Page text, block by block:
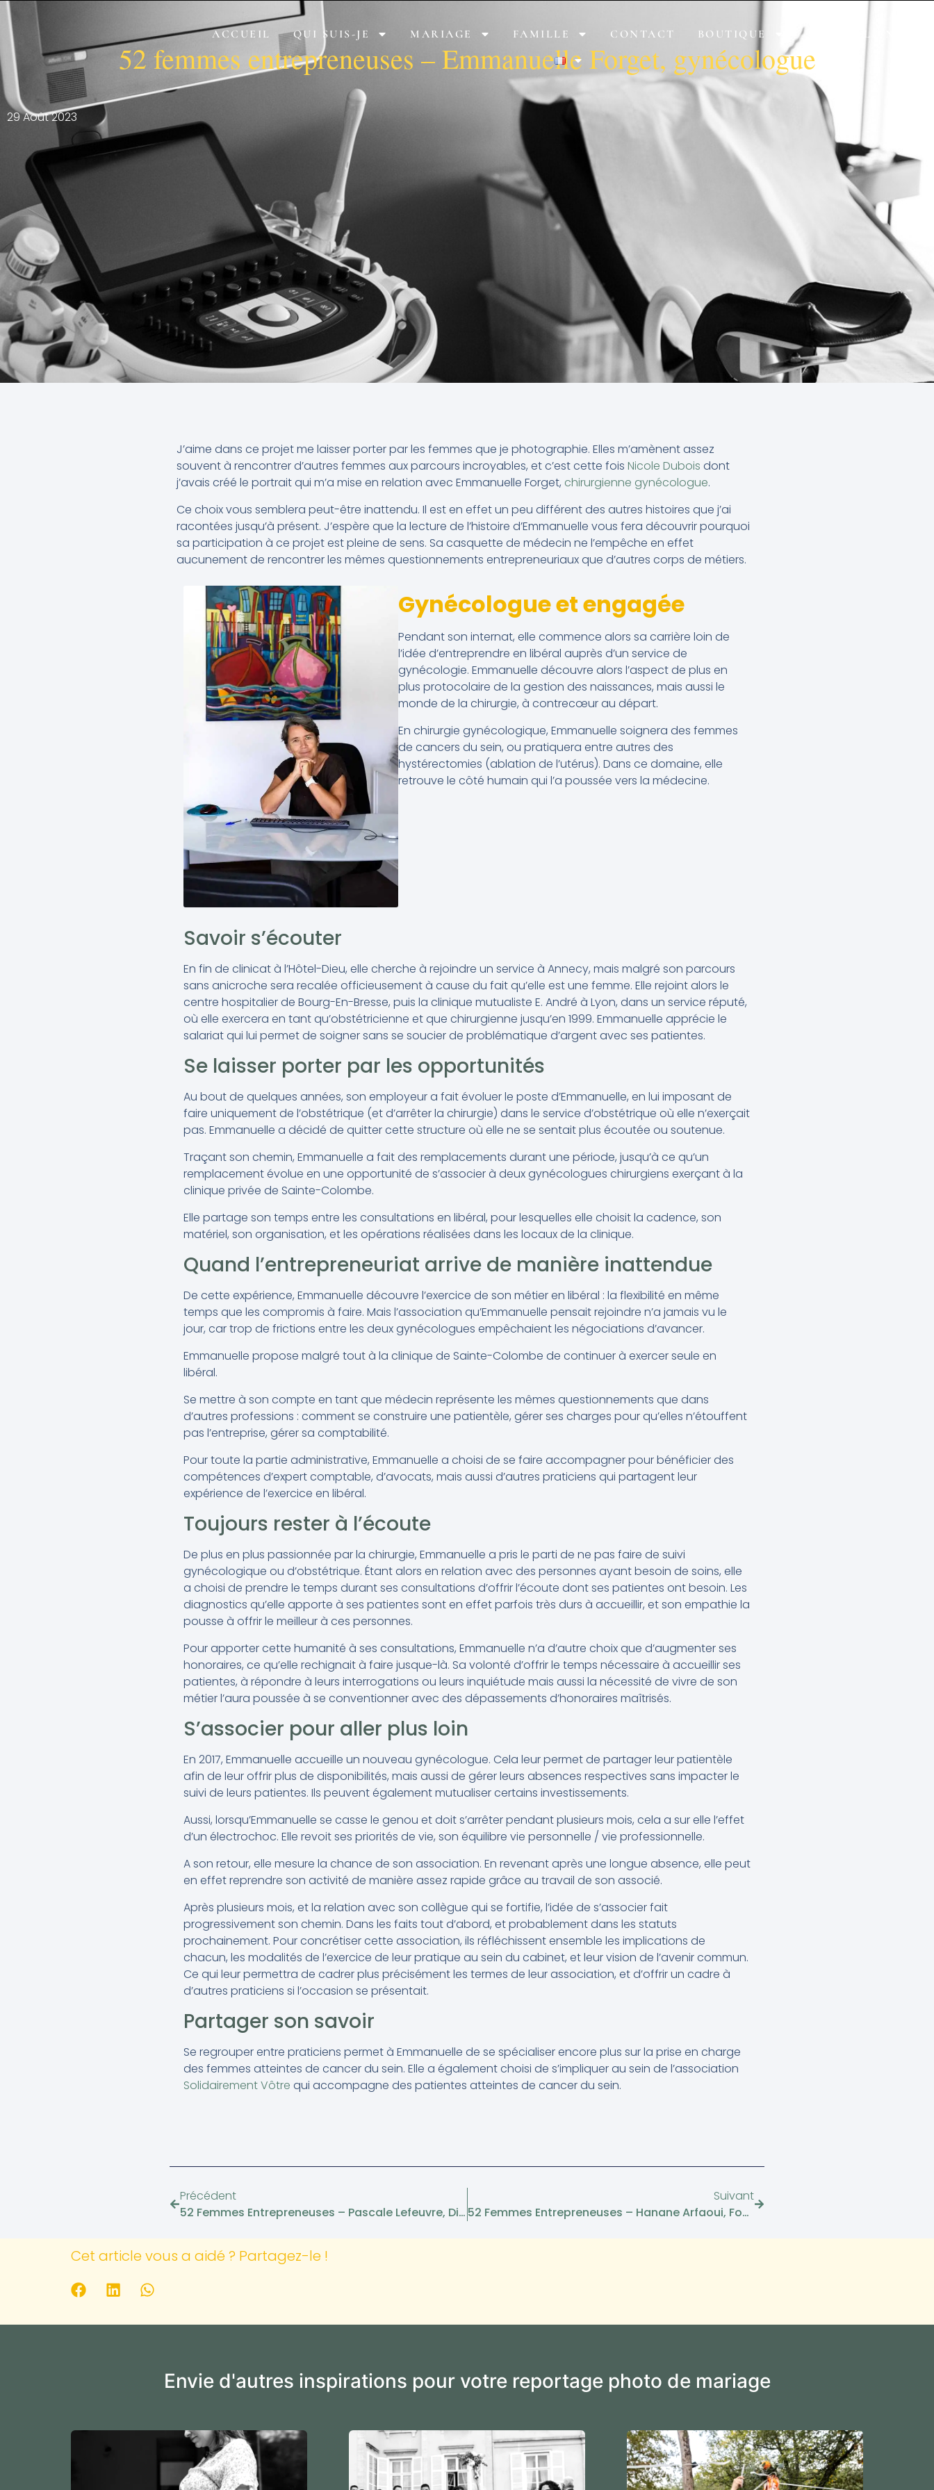
ACCUEIL QUI SUIS-JE MARIAGE FAMILLE CONTACT BOUTIQUE ACCÈS CLIENT
52 femmes entrepreneuses – Emmanuelle Forget, gynécologue
29 Août 2023
J’aime dans ce projet me laisser porter par les femmes que je photographie. Elles m’amènent assez
souvent à rencontrer d’autres femmes aux parcours incroyables, et c’est cette fois Nicole Dubois dont
j’avais créé le portrait qui m’a mise en relation avec Emmanuelle Forget, chirurgienne gynécologue.
Ce choix vous semblera peut-être inattendu. Il est en effet un peu différent des autres histoires que j’ai
racontées jusqu’à présent. J’espère que la lecture de l’histoire d’Emmanuelle vous fera découvrir pourquoi
sa participation à ce projet est pleine de sens. Sa casquette de médecin ne l’empêche en effet
aucunement de rencontrer les mêmes questionnements entrepreneuriaux que d’autres corps de métiers.
Gynécologue et engagée
Pendant son internat, elle commence alors sa carrière loin de
l’idée d’entreprendre en libéral auprès d’un service de
gynécologie. Emmanuelle découvre alors l’aspect de plus en
plus protocolaire de la gestion des naissances, mais aussi le
monde de la chirurgie, à contrecœur au départ.
En chirurgie gynécologique, Emmanuelle soignera des femmes
de cancers du sein, ou pratiquera entre autres des
hystérectomies (ablation de l’utérus). Dans ce domaine, elle
retrouve le côté humain qui l’a poussée vers la médecine.
Savoir s’écouter
En fin de clinicat à l’Hôtel-Dieu, elle cherche à rejoindre un service à Annecy, mais malgré son parcours
sans anicroche sera recalée officieusement à cause du fait qu’elle est une femme. Elle rejoint alors le
centre hospitalier de Bourg-En-Bresse, puis la clinique mutualiste E. André à Lyon, dans un service réputé,
où elle exercera en tant qu’obstétricienne et que chirurgienne jusqu’en 1999. Emmanuelle apprécie le
salariat qui lui permet de soigner sans se soucier de problématique d’argent avec ses patientes.
Se laisser porter par les opportunités
Au bout de quelques années, son employeur a fait évoluer le poste d’Emmanuelle, en lui imposant de
faire uniquement de l’obstétrique (et d’arrêter la chirurgie) dans le service d’obstétrique où elle n’exerçait
pas. Emmanuelle a décidé de quitter cette structure où elle ne se sentait plus écoutée ou soutenue.
Traçant son chemin, Emmanuelle a fait des remplacements durant une période, jusqu’à ce qu’un
remplacement évolue en une opportunité de s’associer à deux gynécologues chirurgiens exerçant à la
clinique privée de Sainte-Colombe.
Elle partage son temps entre les consultations en libéral, pour lesquelles elle choisit la cadence, son
matériel, son organisation, et les opérations réalisées dans les locaux de la clinique.
Quand l’entrepreneuriat arrive de manière inattendue
De cette expérience, Emmanuelle découvre l’exercice de son métier en libéral : la flexibilité en même
temps que les compromis à faire. Mais l’association qu’Emmanuelle pensait rejoindre n’a jamais vu le
jour, car trop de frictions entre les deux gynécologues empêchaient les négociations d’avancer.
Emmanuelle propose malgré tout à la clinique de Sainte-Colombe de continuer à exercer seule en
libéral.
Se mettre à son compte en tant que médecin représente les mêmes questionnements que dans
d’autres professions : comment se construire une patientèle, gérer ses charges pour qu’elles n’étouffent
pas l’entreprise, gérer sa comptabilité.
Pour toute la partie administrative, Emmanuelle a choisi de se faire accompagner pour bénéficier des
compétences d’expert comptable, d’avocats, mais aussi d’autres praticiens qui partagent leur
expérience de l’exercice en libéral.
Toujours rester à l’écoute
De plus en plus passionnée par la chirurgie, Emmanuelle a pris le parti de ne pas faire de suivi
gynécologique ou d’obstétrique. Étant alors en relation avec des personnes ayant besoin de soins, elle
a choisi de prendre le temps durant ses consultations d’offrir l’écoute dont ses patientes ont besoin. Les
diagnostics qu’elle apporte à ses patientes sont en effet parfois très durs à accueillir, et son empathie la
pousse à offrir le meilleur à ces personnes.
Pour apporter cette humanité à ses consultations, Emmanuelle n’a d’autre choix que d’augmenter ses
honoraires, ce qu’elle rechignait à faire jusque-là. Sa volonté d’offrir le temps nécessaire à accueillir ses
patientes, à répondre à leurs interrogations ou leurs inquiétude mais aussi la nécessité de vivre de son
métier l’aura poussée à se conventionner avec des dépassements d’honoraires maîtrisés.
S’associer pour aller plus loin
En 2017, Emmanuelle accueille un nouveau gynécologue. Cela leur permet de partager leur patientèle
afin de leur offrir plus de disponibilités, mais aussi de gérer leurs absences respectives sans impacter le
suivi de leurs patientes. Ils peuvent également mutualiser certains investissements.
Aussi, lorsqu’Emmanuelle se casse le genou et doit s’arrêter pendant plusieurs mois, cela a sur elle l’effet
d’un électrochoc. Elle revoit ses priorités de vie, son équilibre vie personnelle / vie professionnelle.
A son retour, elle mesure la chance de son association. En revenant après une longue absence, elle peut
en effet reprendre son activité de manière assez rapide grâce au travail de son associé.
Après plusieurs mois, et la relation avec son collègue qui se fortifie, l’idée de s’associer fait
progressivement son chemin. Dans les faits tout d’abord, et probablement dans les statuts
prochainement. Pour concrétiser cette association, ils réfléchissent ensemble les implications de
chacun, les modalités de l’exercice de leur pratique au sein du cabinet, et leur vision de l’avenir commun.
Ce qui leur permettra de cadrer plus précisément les termes de leur association, et d’offrir un cadre à
d’autres praticiens si l’occasion se présentait.
Partager son savoir
Se regrouper entre praticiens permet à Emmanuelle de se spécialiser encore plus sur la prise en charge
des femmes atteintes de cancer du sein. Elle a également choisi de s’impliquer au sein de l’association
Solidairement Vôtre qui accompagne des patientes atteintes de cancer du sein.
Précédent
52 Femmes Entrepreneuses – Pascale Lefeuvre, Dirigeante De Dasir
Suivant
52 Femmes Entrepreneuses – Hanane Arfaoui, Fondatrice D’Intensika
Cet article vous a aidé ? Partagez-le !
Envie d'autres inspirations pour votre reportage photo de mariage